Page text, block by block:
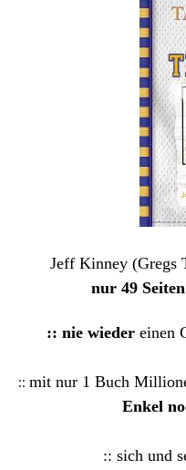
Jeff Kinney (Gregs
nur 49 Seiten
:: nie wiedereinen
:: mit nur 1 Buch
Enkel
:: sich und